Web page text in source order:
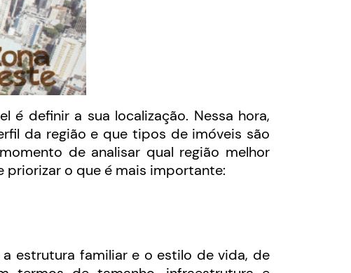
definir a sua localização. Nessa hora,
da região e que tipos de imóveis são
de analisar qual região melhor
priorizar o que é mais importante:
estrutura familiar e o estilo de vida, de